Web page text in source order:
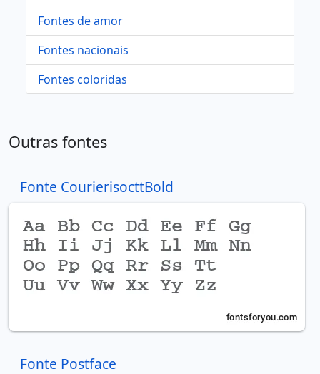
Fontes de amor
Fontes nacionais
Fontes coloridas
Outras fontes
Fonte CourierisocttBold
Fonte Postface